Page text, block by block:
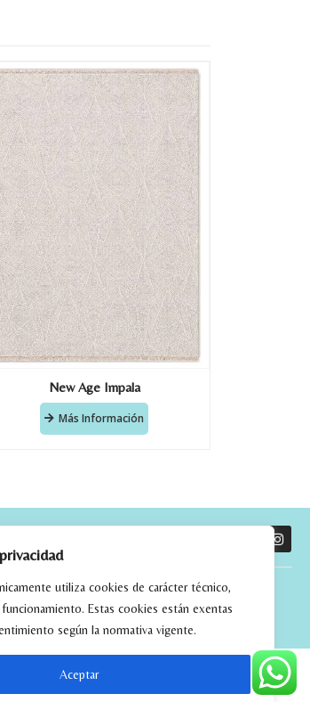
utiliza cookies de carácter técnico,
funcionamiento. Estas cookies están exentas
según la normativa vigente.
Aceptar
New Age Impala
Más Información
kilim madrid alfombras modernas madrid